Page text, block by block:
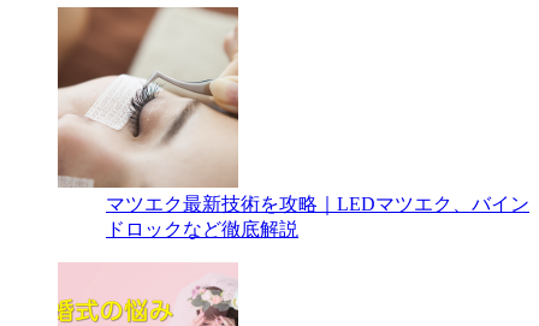
マツエク最新技術を攻略｜LEDマツエク、バイン
ドロックなど徹底解説